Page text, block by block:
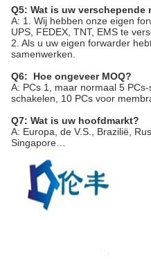
Q5: Wat is uw verschepende
A: 1. Wij hebben onze eigen
UPS, FEDEX, TNT, EMS te
2. Als u uw eigen forwarder
samenwerken.
Q6: Hoe ongeveer MOQ?
A: PCs 1, maar normaal 5
schakelen, 10 PCs voor
Q7: Wat is uw hoofdmarkt?
A: Europa, de V.S., Brazilië,
Singapore…